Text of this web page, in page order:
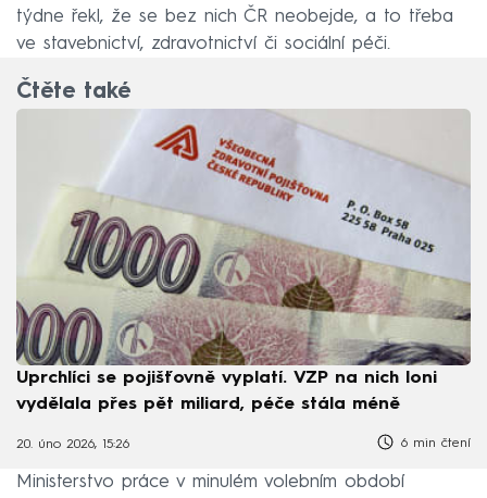
týdne řekl, že se bez nich ČR neobejde, a to třeba
ve stavebnictví, zdravotnictví či sociální péči.
Čtěte také
Uprchlíci se pojišťovně vyplatí. VZP na nich loni
vydělala přes pět miliard, péče stála méně
20. úno 2026, 15:26 6 min čtení
Ministerstvo práce v minulém volebním období